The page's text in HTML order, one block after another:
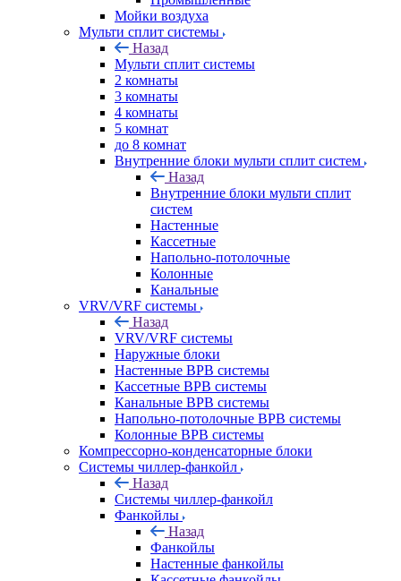
Мойки воздуха
Мульти сплит системы
Назад
Мульти сплит системы
2 комнаты
3 комнаты
4 комнаты
5 комнат
до 8 комнат
Внутренние блоки мульти сплит систем
Назад
Внутренние блоки мульти сплит
систем
Настенные
Кассетные
Напольно-потолочные
Колонные
Канальные
VRV/VRF системы
Назад
VRV/VRF системы
Наружные блоки
Настенные ВРВ системы
Кассетные ВРВ системы
Канальные ВРВ системы
Напольно-потолочные ВРВ системы
Колонные ВРВ системы
Компрессорно-конденсаторные блоки
Системы чиллер-фанкойл
Назад
Системы чиллер-фанкойл
Фанкойлы
Назад
Фанкойлы
Настенные фанкойлы